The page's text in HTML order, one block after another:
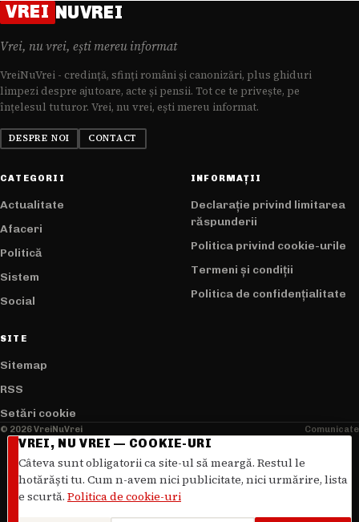
VREI NUVREI
Vrei, nu vrei, ești mereu informat
VreiNuVrei - credință, sfinți români și canonizări, plus ghiduri
limpezi despre ajutoare, acte și pensii. Tot ce te privește, pe
înțelesul tuturor. Vrei, nu vrei, ești mereu informat.
DESPRE NOI CONTACT
CATEGORII
Actualitate
Afaceri
Politică
Sistem
Social
INFORMAȚII
Declarație privind limitarea
răspunderii
Politica privind cookie-urile
Termeni și condiții
Politica de confidențialitate
SITE
Sitemap
RSS
Setări cookie
© 2026 VreiNuVrei Comunicate
VREI, NU VREI — COOKIE-URI
Câteva sunt obligatorii ca site-ul să meargă. Restul le
hotărăști tu. Cum n-avem nici publicitate, nici urmărire, lista
e scurtă. Politica de cookie-uri